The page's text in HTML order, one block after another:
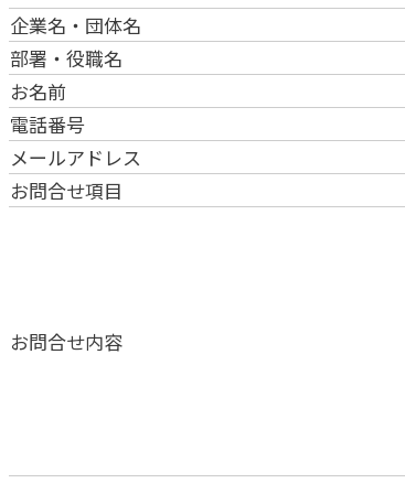
企業名・団体名
部署・役職名
お名前
電話番号
メールアドレス
お問合せ項目
お問合せ内容